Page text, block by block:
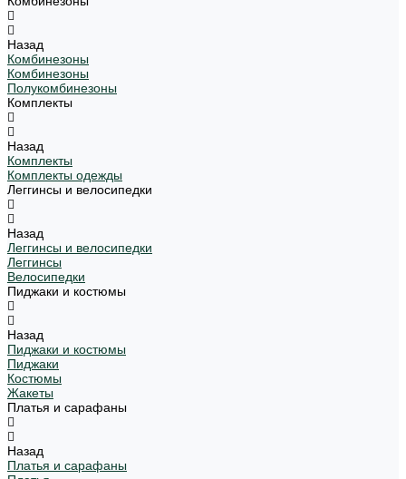
Назад
Комбинезоны
Комбинезоны
Полукомбинезоны
Комплекты
Назад
Комплекты
Комплекты одежды
Леггинсы и велосипедки
Назад
Леггинсы и велосипедки
Леггинсы
Велосипедки
Пиджаки и костюмы
Назад
Пиджаки и костюмы
Пиджаки
Костюмы
Жакеты
Платья и сарафаны
Назад
Платья и сарафаны